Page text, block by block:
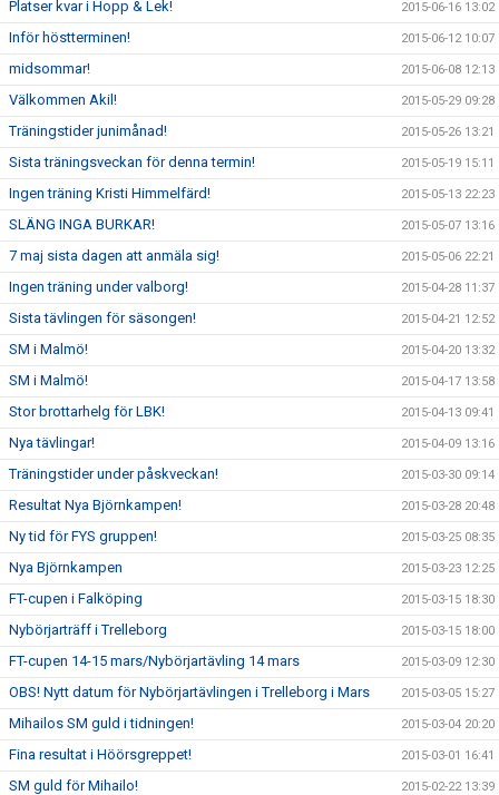
Platser kvar i Hopp & Lek! 2015-06-16 13:02
Inför höstterminen! 2015-06-12 10:07
midsommar! 2015-06-08 12:13
Välkommen Akil! 2015-05-29 09:28
Träningstider junimånad! 2015-05-26 13:21
Sista träningsveckan för denna termin! 2015-05-19 15:11
Ingen träning Kristi Himmelfärd! 2015-05-13 22:23
SLÄNG INGA BURKAR! 2015-05-07 13:16
7 maj sista dagen att anmäla sig! 2015-05-06 22:21
Ingen träning under valborg! 2015-04-28 11:37
Sista tävlingen för säsongen! 2015-04-21 12:52
SM i Malmö! 2015-04-20 13:32
SM i Malmö! 2015-04-17 13:58
Stor brottarhelg för LBK! 2015-04-13 09:41
Nya tävlingar! 2015-04-09 13:16
Träningstider under påskveckan! 2015-03-30 09:14
Resultat Nya Björnkampen! 2015-03-28 20:48
Ny tid för FYS gruppen! 2015-03-25 08:35
Nya Björnkampen 2015-03-23 12:25
FT-cupen i Falköping 2015-03-15 18:30
Nybörjarträff i Trelleborg 2015-03-15 18:00
FT-cupen 14-15 mars/Nybörjartävling 14 mars 2015-03-09 12:30
OBS! Nytt datum för Nybörjartävlingen i Trelleborg i Mars 2015-03-05 15:27
Mihailos SM guld i tidningen! 2015-03-04 20:20
Fina resultat i Höörsgreppet! 2015-03-01 16:41
SM guld för Mihailo! 2015-02-22 13:39